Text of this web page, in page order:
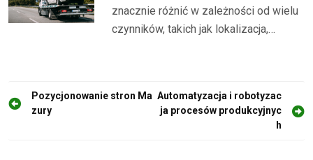
znacznie różnić w zależności od wielu
czynników, takich jak lokalizacja,…
N
Pozycjonowanie stron Ma
zury
Automatyzacja i robotyzac
ja procesów produkcyjnyc
h